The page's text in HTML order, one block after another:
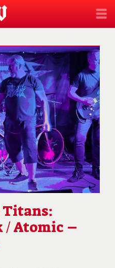
Titans:
/ Atomic –